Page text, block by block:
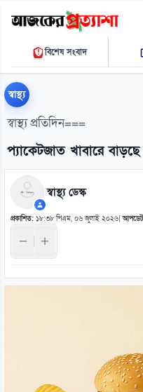
রোববার, ০৯ আগস্ট ২০২৬
০৭ ১৪ ৩১ এ.এম.THE DAILY
বিশেষ সংবাদ
স্বাস্থ্য
স্বাস্থ্য প্রতিদিন===
প্যাকেটজাত খাবারে
স্বাস্থ্য ডেস্ক
প্রকাশিত: ১৮:৩৮ পিএম, ০৬ জুলাই ২০২৬ |